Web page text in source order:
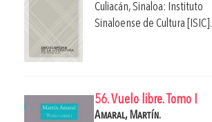
Culiacán, Sinaloa: Instituto
Sinaloense de Cultura [ISIC].
56. Vuelo libre. Tomo I
Amaral, Martín.